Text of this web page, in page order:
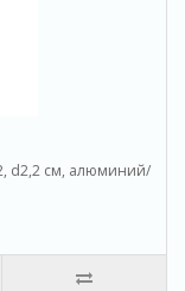
d2,2 см, алюминий/